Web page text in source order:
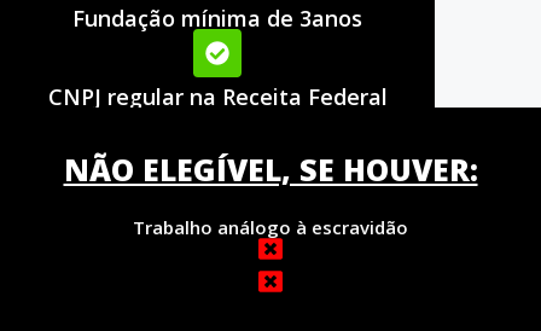
Fundação mínima de 3anos
CNPJ regular na Receita Federal
NÃO ELEGÍVEL, SE HOUVER:
Trabalho análogo à escravidão